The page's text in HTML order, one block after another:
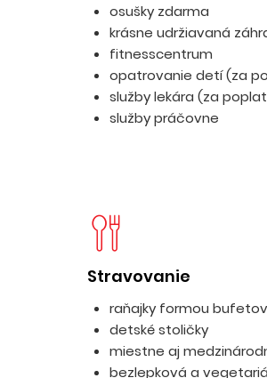
osušky zdarma
krásne udržiavaná
fitnesscentrum
opatrovanie detí (za
služby lekára (za
služby práčovne
Stravovanie
raňajky formou
detské stoličky
miestne aj
bezlepková a